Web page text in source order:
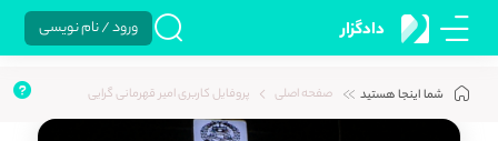
دادگزار ورود / نام نویسی
شما اینجا هستید صفحه اصلی پروفایل کاربری امیر قهرمانی گرایی